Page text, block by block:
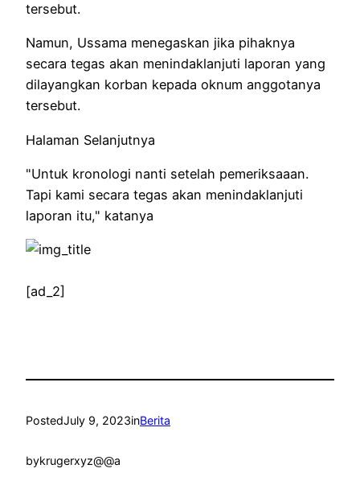
tersebut.
Namun, Ussama menegaskan jika pihaknya
secara tegas akan menindaklanjuti laporan yang
dilayangkan korban kepada oknum anggotanya
tersebut.
Halaman Selanjutnya
"Untuk kronologi nanti setelah pemeriksaaan.
Tapi kami secara tegas akan menindaklanjuti
laporan itu," katanya
[ad_2]
PostedJuly 9, 2023inBerita
bykrugerxyz@@a